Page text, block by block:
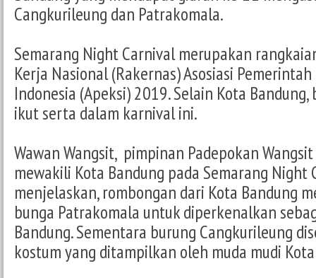
Cangkurileung dan Patrakomala.
Semarang Night Carnival merupakan
Kerja Nasional (Rakernas) Asosiasi
Indonesia (Apeksi) 2019. Selain Kota
ikut serta dalam karnival ini.
Wawan Wangsit, pimpinan Padepokan
mewakili Kota Bandung pada Semarang Night
menjelaskan, rombongan dari Kota Bandung
bunga Patrakomala untuk diperkenalkan
Bandung. Sementara burung Cangkurileung
kostum yang ditampilkan oleh muda mudi